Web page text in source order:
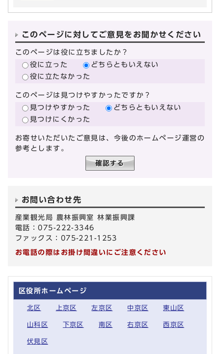
このページに対してご意見をお聞かせください
このページは役に立ちましたか？
役に立った
どちらともいえない
役に立たなかった
このページは見つけやすかったですか？
見つけやすかった
どちらともいえない
見つけにくかった
お寄せいただいたご意見は、今後のホームページ運営の
参考とします。
お問い合わせ先
産業観光局 農林振興室 林業振興課
電話：075-222-3346
ファックス：075-221-1253
お電話の際はお掛け間違いにご注意ください
区役所ホームページ
北区 上京区 左京区 中京区 東山区
山科区 下京区 南区 右京区 西京区
伏見区